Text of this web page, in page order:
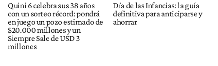
Quini 6 celebra sus 38 años
con un sorteo récord: pondrá
en juego un pozo estimado de
$20.000 millones y un
Siempre Sale de USD 3
millones
Día de las Infancias: la guía
definitiva para anticiparse y
ahorrar